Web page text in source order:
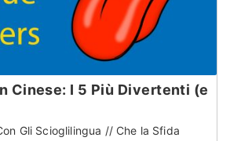
Cinese: I 5 Più Divertenti (e
Gli Scioglilingua // Che la Sfida